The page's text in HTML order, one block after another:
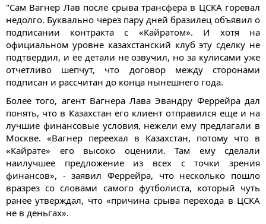
"Сам Вагнер Лав после срыва трансфера в ЦСКА горевал
недолго. Буквально через пару дней бразилец объявил о
подписании контракта с «Кайратом». И хотя на
официальном уровне казахстанский клуб эту сделку не
подтвердил, и ее детали не озвучил, но за кулисами уже
отчетливо шепчут, что договор между сторонами
подписан и рассчитан до конца нынешнего года.
Более того, агент Вагнера Лава Эвандру Феррейра дал
понять, что в Казахстан его клиент отправился еще и на
лучшие финансовые условия, нежели ему предлагали в
Москве. «Вагнер переехал в Казахстан, потому что в
«Кайрате» его высоко оценили. Там ему сделали
наилучшее предложение из всех с точки зрения
финансов», - заявил Феррейра, что несколько пошло
вразрез со словами самого футболиста, который чуть
ранее утверждал, что «причина срыва перехода в ЦСКА
не в деньгах».